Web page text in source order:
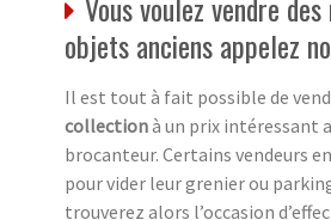
objets anciens appelez
Il est tout à fait possible de
collectionà un prix intéressant
brocanteur. Certains vendeurs
pour vider leur grenier ou
trouverez alors l’occasion